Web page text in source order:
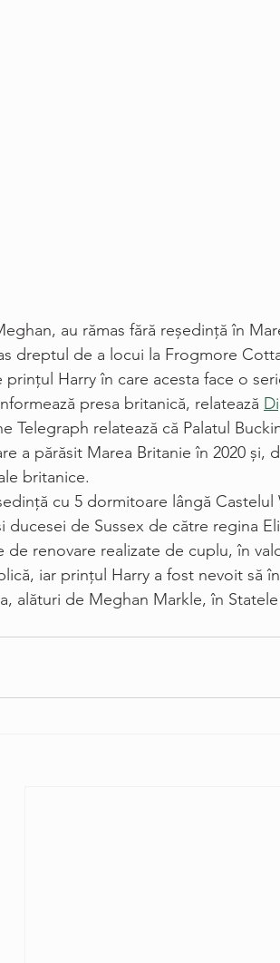
au rămas fără reşedinţă în
dreptul de a locui la Frogmore
Harry în care acesta face o
presa britanică, relatează
a părăsit Marea Britanie în 2020 şi,
britanice.
cu 5 dormitoare lângă
ducesei de Sussex de către regina
de renovare realizate de cuplu, în
iar prinţul Harry a fost nevoit să
alături de Meghan Markle, în